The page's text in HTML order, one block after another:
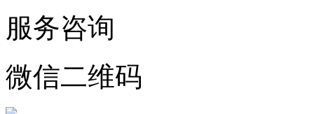
服务咨询
微信二维码